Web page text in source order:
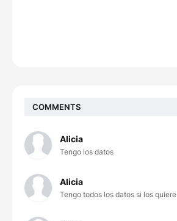
COMMENTS
Alicia
Tengo los datos
Alicia
Tengo todos los datos si los quiere